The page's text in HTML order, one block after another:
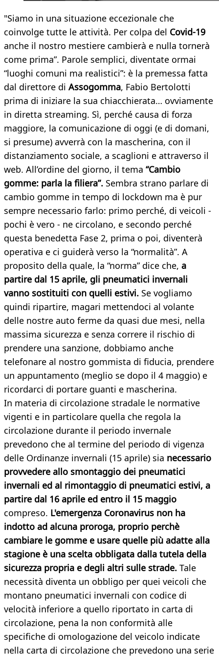
"Siamo in una situazione eccezionale che
coinvolge tutte le attività. Per colpa del Covid-19
anche il nostro mestiere cambierà e nulla tornerà
come prima”. Parole semplici, diventate ormai
“luoghi comuni ma realistici”: è la premessa fatta
dal direttore di Assogomma, Fabio Bertolotti
prima di iniziare la sua chiacchierata… ovviamente
in diretta streaming. Sì, perché causa di forza
maggiore, la comunicazione di oggi (e di domani,
si presume) avverrà con la mascherina, con il
distanziamento sociale, a scaglioni e attraverso il
web. All’ordine del giorno, il tema “Cambio
gomme: parla la filiera”. Sembra strano parlare di
cambio gomme in tempo di lockdown ma è pur
sempre necessario farlo: primo perché, di veicoli -
pochi è vero - ne circolano, e secondo perché
questa benedetta Fase 2, prima o poi, diventerà
operativa e ci guiderà verso la “normalità”. A
proposito della quale, la “norma” dice che, a
partire dal 15 aprile, gli pneumatici invernali
vanno sostituiti con quelli estivi. Se vogliamo
quindi ripartire, magari mettendoci al volante
delle nostre auto ferme da quasi due mesi, nella
massima sicurezza e senza correre il rischio di
prendere una sanzione, dobbiamo anche
telefonare al nostro gommista di fiducia, prendere
un appuntamento (meglio se dopo il 4 maggio) e
ricordarci di portare guanti e mascherina.
In materia di circolazione stradale le normative
vigenti e in particolare quella che regola la
circolazione durante il periodo invernale
prevedono che al termine del periodo di vigenza
delle Ordinanze invernali (15 aprile) sia necessario
provvedere allo smontaggio dei pneumatici
invernali ed al rimontaggio di pneumatici estivi, a
partire dal 16 aprile ed entro il 15 maggio
compreso. L'emergenza Coronavirus non ha
indotto ad alcuna proroga, proprio perchè
cambiare le gomme e usare quelle più adatte alla
stagione è una scelta obbligata dalla tutela della
sicurezza propria e degli altri sulle strade. Tale
necessità diventa un obbligo per quei veicoli che
montano pneumatici invernali con codice di
velocità inferiore a quello riportato in carta di
circolazione, pena la non conformità alle
specifiche di omologazione del veicolo indicate
nella carta di circolazione che prevedono una serie